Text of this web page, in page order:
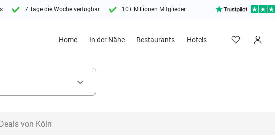
7 Tage die Woche verfügbar 10+ Millionen Mitglieder
Home In der Nähe Restaurants Hotels
keyboard_arrow_down